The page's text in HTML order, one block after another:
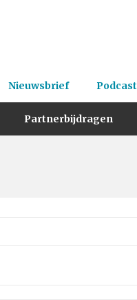
Nieuwsbrief Podcast
Partnerbijdragen